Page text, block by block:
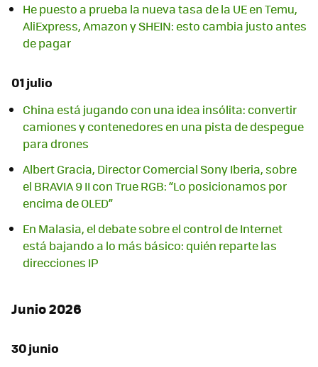
He puesto a prueba la nueva tasa de la UE en Temu,
AliExpress, Amazon y SHEIN: esto cambia justo antes
de pagar
01 julio
China está jugando con una idea insólita: convertir
camiones y contenedores en una pista de despegue
para drones
Albert Gracia, Director Comercial Sony Iberia, sobre
el BRAVIA 9 II con True RGB: “Lo posicionamos por
encima de OLED”
En Malasia, el debate sobre el control de Internet
está bajando a lo más básico: quién reparte las
direcciones IP
Junio 2026
30 junio